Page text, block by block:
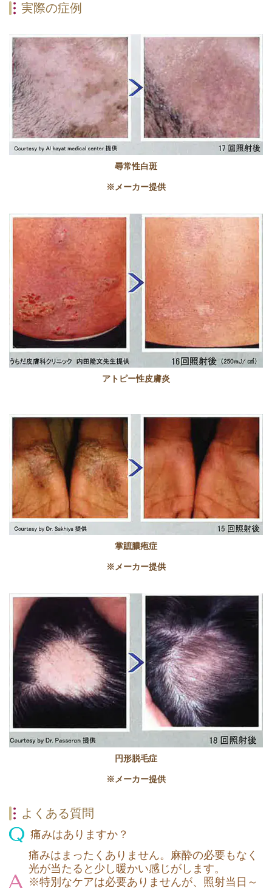
実際の症例
尋常性白斑
※メーカー提供
アトピー性皮膚炎
掌蹠膿疱症
※メーカー提供
円形脱毛症
※メーカー提供
よくある質問
痛みはありますか？
痛みはまったくありません。麻酔の必要もなく
光が当たると少し暖かい感じがします。
※特別なケアは必要ありませんが、照射当日～